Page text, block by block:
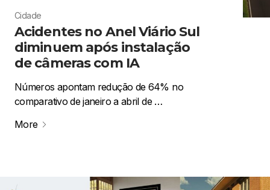
Cidade
Acidentes no Anel Viário Sul
diminuem após instalação
de câmeras com IA
Números apontam redução de 64% no
comparativo de janeiro a abril de …
More